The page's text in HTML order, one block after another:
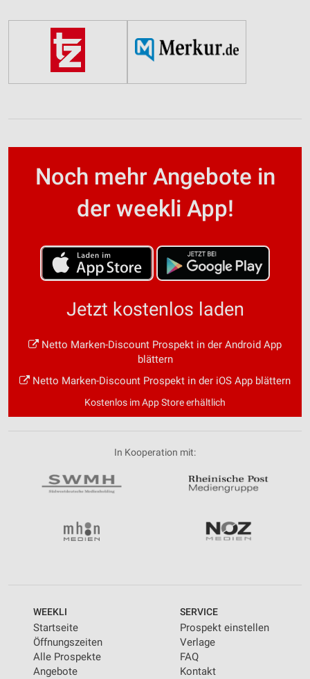
Noch mehr Angebote in
der weekli App!
Jetzt kostenlos laden
Netto Marken-Discount Prospekt in der Android App
blättern
Netto Marken-Discount Prospekt in der iOS App blättern
Kostenlos im App Store erhältlich
In Kooperation mit:
WEEKLI
Startseite
Öffnungszeiten
Alle Prospekte
Angebote
SERVICE
Prospekt einstellen
Verlage
FAQ
Kontakt